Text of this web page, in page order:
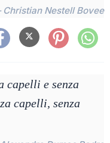
Nestell Bovee
capelli e senza
capelli, senza